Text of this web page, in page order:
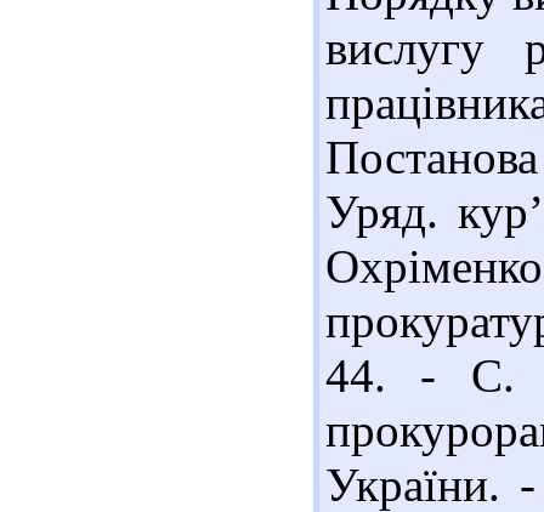
вислугу
Уряд.
44. - С.